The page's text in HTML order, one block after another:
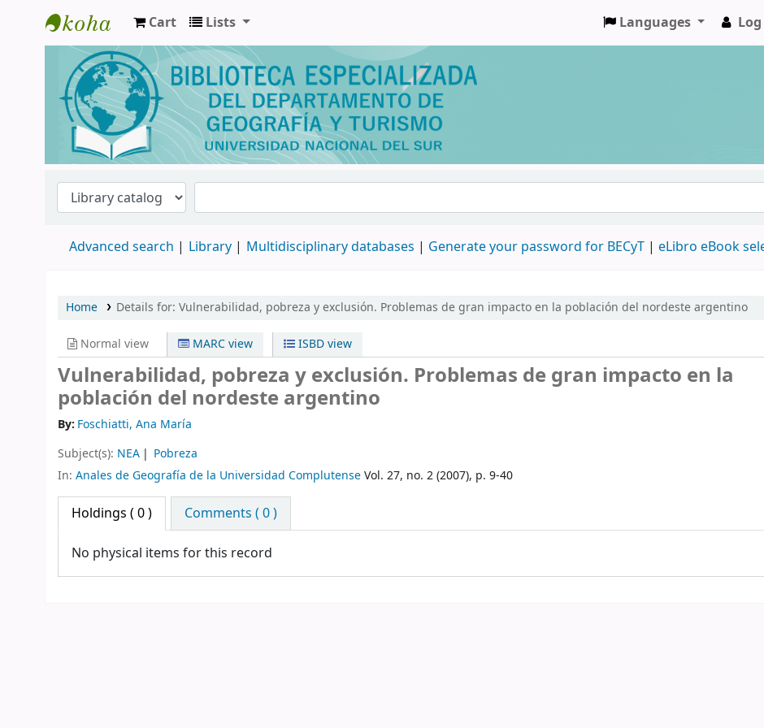
Biblioteca de Geografía y Turismo
Cart Lists Languages
Advanced search Library Multidisciplinary databases | Generate your password for BECyT | eLibro eBook
Home Details for: Vulnerabilidad, pobreza y exclusión. Problemas de gran impacto en la población del nordeste argentino
Normal view MARC view ISBD view
Vulnerabilidad, pobreza y exclusión. Problemas de gran impacto en la
población del nordeste argentino
By: Foschiatti, Ana María
Subject(s): NEA
Pobreza
In: Anales de Geografía de la Universidad ComplutenseVol. 27, no. 2 (2007), p. 9-40
Holdings ( 0 ) Comments ( 0 )
No physical items for this record